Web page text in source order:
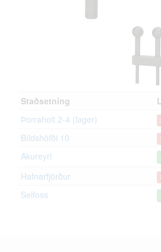
Staðsetning
Þorraholt 2-4 (lager)
Bíldshöfði 10
Akureyri
Hafnarfjörður
Selfoss